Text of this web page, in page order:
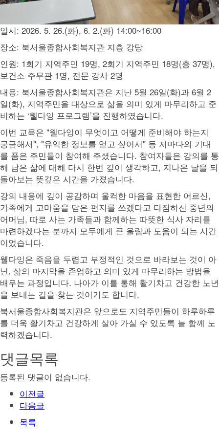
일시: 2026. 5. 26.(화), 6. 2.(화) 14:00~16:00
장소: 북서울종합사회복지관 지층 강당
인원: 1회기 지역주민 19명, 2회기 지역주민 18명(총 37명),
보건소 주무관 1명, 전문 강사 2명
내용: 북서울종합사회복지관은 지난 5월 26일(화)과 6월 2
일(화), 지역주민을 대상으로 삶을 의미 있게 마무리하고 준
비하는 ‘웰다잉 프로그램’을 진행하였습니다.
이번 교육은 "웰다잉이 무엇이고 어떻게 준비해야 하는지
궁금해서", "유익한 정보를 얻고 싶어서" 등 저마다의 기대
를 품은 주민들이 참여해 주셨습니다. 참여자들은 강의를 통
해 남은 삶에 대해 다시 한번 깊이 생각하고, 지나온 날을 되
돌아보는 뜻깊은 시간을 가졌습니다.
강의 내용에 깊이 공감하며 울컥한 마음을 표현한 어르신,
가족에게 고마움을 담은 편지를 쓰겠다고 다짐하신 중년의
어머님, 따로 사는 가족들과 함께하는 따뜻한 식사 자리를
마련하겠다는 분까지 모두에게 큰 울림과 도움이 되는 시간
이었습니다.
웰다잉은 죽음을 두렵고 부정적인 것으로 바라보는 것이 아
닌, 삶의 마지막을 존엄하고 의미 있게 마무리하는 방법을
배우는 과정입니다. 나아가 이를 통해 활기차고 건강한 노년
을 보내는 길을 찾는 것이기도 합니다.
북서울종합사회복지관은 앞으로도 지역주민들이 하루하루
를 더욱 활기차고 건강하게 살아 가실 수 있도록 늘 함께 노
력하겠습니다.
댓글목록
등록된 댓글이 없습니다.
이전글
다음글
목록